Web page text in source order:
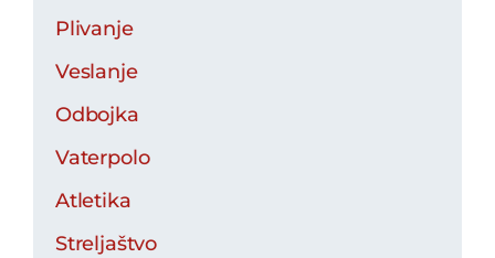
Plivanje
Veslanje
Odbojka
Vaterpolo
Atletika
Streljaštvo